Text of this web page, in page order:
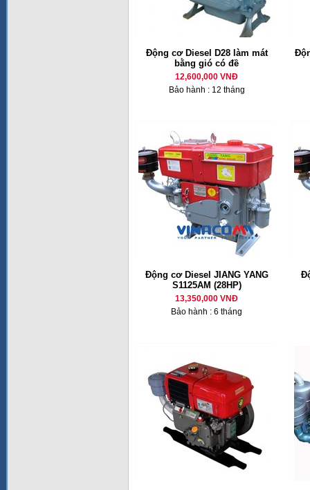
Động cơ Diesel D28 làm mát
bằng gió có đề
12,600,000 VNĐ
Bảo hành : 12 tháng
Động cơ Diesel JIANG YANG
S1125AM (28HP)
13,350,000 VNĐ
Bảo hành : 6 tháng